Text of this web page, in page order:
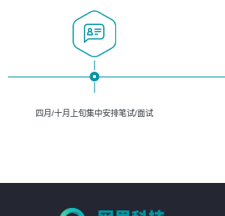
四月/十月上旬集中安排笔试/面试